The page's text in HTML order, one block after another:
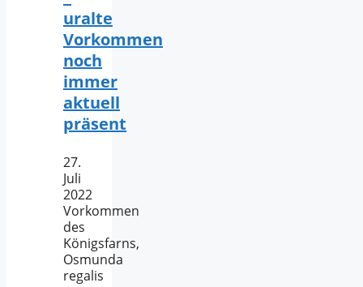
uralte
Vorkommen
noch
immer
aktuell
präsent
27.
Juli
2022
Vorkommen
des
Königsfarns,
Osmunda
regalis